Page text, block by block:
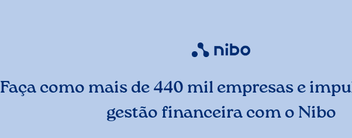
Faça como mais de 440 mil empresas e
gestão financeira com o Nibo